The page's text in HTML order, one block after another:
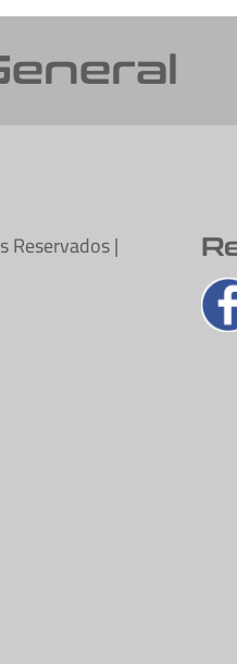
Reservados |